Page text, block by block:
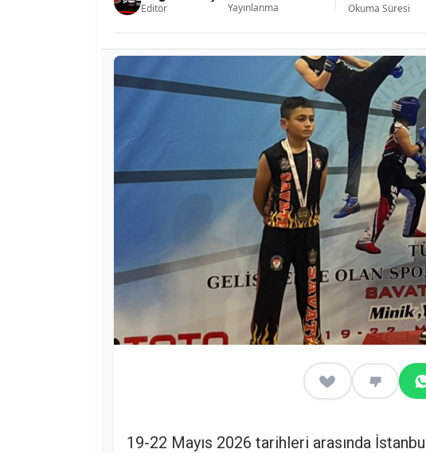
Editör Yayınlanma Okuma Süresi
19-22 Mayıs 2026 tarihleri arasında